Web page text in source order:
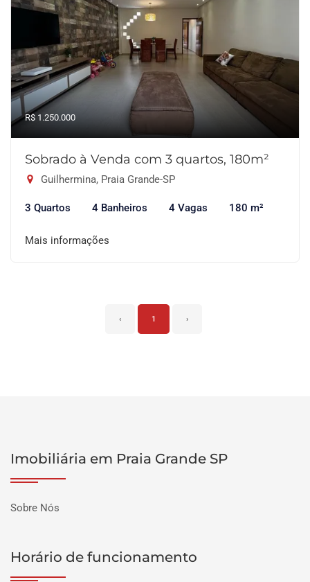
R$ 1.250.000
Sobrado à Venda com 3 quartos, 180m²
Guilhermina, Praia Grande-SP
3 Quartos 4 Banheiros 4 Vagas 180 m²
Mais informações
‹ 1 ›
Imobiliária em Praia Grande SP
Sobre Nós
Horário de funcionamento